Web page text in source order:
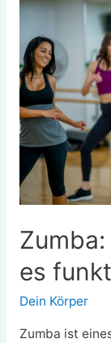
Tanzen
abnehmen
kann
es
Dein Körper
Zumba ist